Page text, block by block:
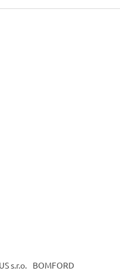
s.r.o. BOMFORD